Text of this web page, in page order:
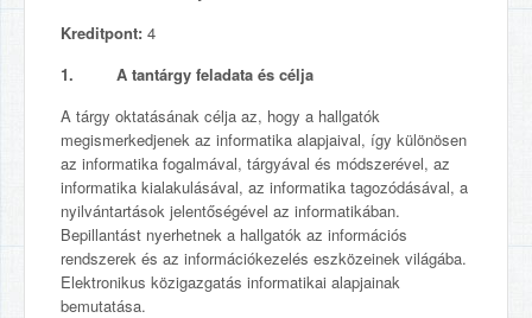
Kreditpont: 4
1. A tantárgy feladata és célja
A tárgy oktatásának célja az, hogy a hallgatók
megismerkedjenek az informatika alapjaival, így különösen
az informatika fogalmával, tárgyával és módszerével, az
informatika kialakulásával, az informatika tagozódásával, a
nyilvántartások jelentőségével az informatikában.
Bepillantást nyerhetnek a hallgatók az információs
rendszerek és az információkezelés eszközeinek világába.
Elektronikus közigazgatás informatikai alapjainak
bemutatása.